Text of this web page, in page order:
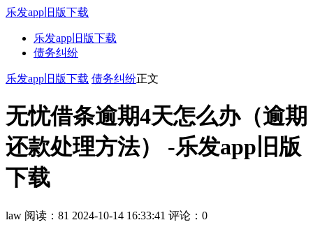
乐发app旧版下载
乐发app旧版下载
债务纠纷
乐发app旧版下载 债务纠纷正文
无忧借条逾期4天怎么办（逾期
还款处理方法） -乐发app旧版
下载
law 阅读：81 2024-10-14 16:33:41 评论：0